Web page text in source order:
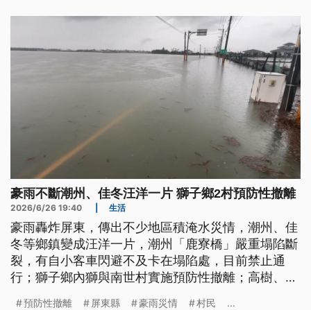
豪雨不斷潮州、佳冬汪洋一片 獅子鄉2村預防性撤離
2026/6/26 19:40 生活
豪雨轟炸屏東，傳出不少地區積淹水災情，潮州、佳
冬等鄉鎮變成汪洋一片，潮州「鹿寮橋」嚴重塌陷斷
裂，有自小客車閃避不及卡在塌陷處，目前禁止通
行；獅子鄉內獅與南世村實施預防性撤離；高樹、佳
預防性撤離 屏東縣 豪雨災情 村民 ...